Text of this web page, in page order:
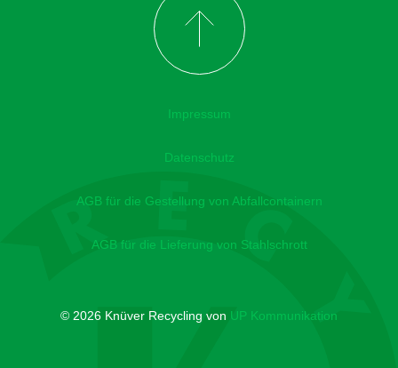
Impressum
Datenschutz
AGB für die Gestellung von Abfallcontainern
AGB für die Lieferung von Stahlschrott
© 2026 Knüver Recycling von UP Kommunikation